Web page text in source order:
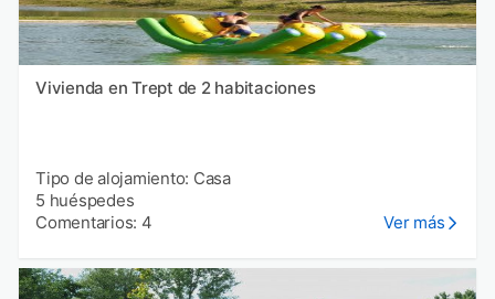
Vivienda en Trept de 2 habitaciones
Tipo de alojamiento: Casa
5 huéspedes
Comentarios: 4
Ver más